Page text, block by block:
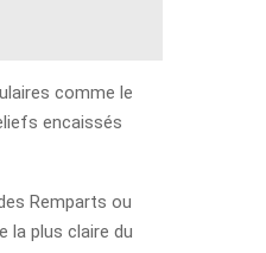
comme le
encaissés
Remparts ou
la plus claire du